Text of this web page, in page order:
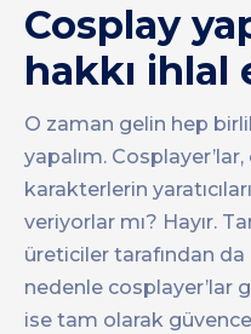
Cosplay
hakkı ihlal
O zaman gelin hep
yapalım. Cosplayer’lar,
karakterlerin
veriyorlar mı? Hayır.
üreticiler tarafından
nedenle cosplayer’lar
ise tam olarak